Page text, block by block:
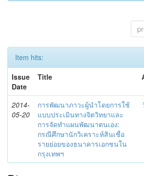
Item hits:
Issue
Date
Title
2014-
05-20
การพัฒนาภาวะผู้นำโดยการใช้
แบบประเมินทางจิตวิทยาและ
การจัดทำแผนพัฒนาตนเอง:
กรณีศึกษานักวิเคราะห์สินเชื่อ
รายย่อยของธนาคารเอกชนใน
กรุงเทพฯ